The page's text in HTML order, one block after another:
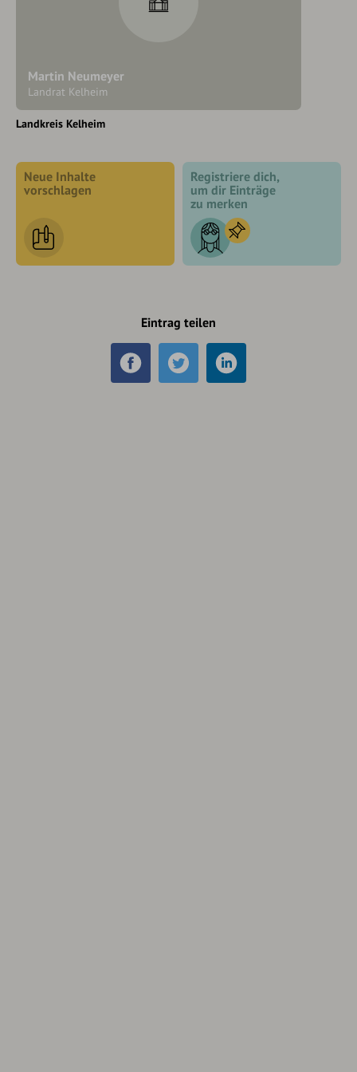
Martin Neumeyer
Landrat Kelheim
Landkreis Kelheim
Neue Inhalte
vorschlagen
Registriere dich,
um dir Einträge
zu merken
Eintrag teilen